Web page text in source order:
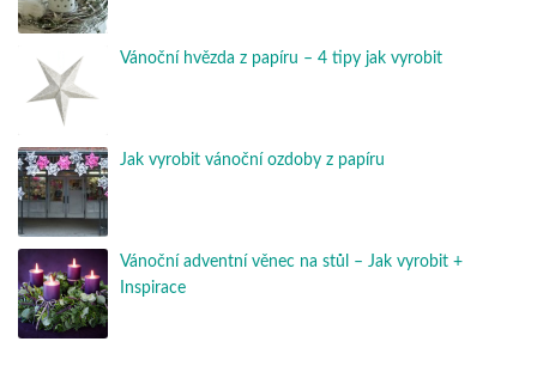
Vánoční hvězda z papíru – 4 tipy jak vyrobit
Jak vyrobit vánoční ozdoby z papíru
Vánoční adventní věnec na stůl – Jak vyrobit +
Inspirace